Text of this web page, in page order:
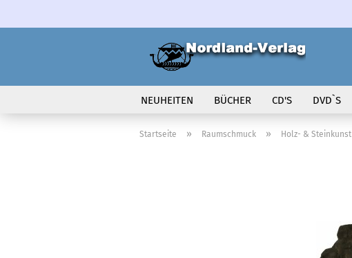
NEUHEITEN BÜCHER CD'S DVD`S
VOLK IN BEWEGUNG
Startseite » Raumschmuck » Holz- & Steinkunst